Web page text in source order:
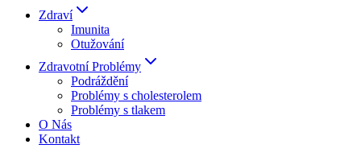
Zdraví
Imunita
Otužování
Zdravotní Problémy
Podráždění
Problémy s cholesterolem
Problémy s tlakem
O Nás
Kontakt